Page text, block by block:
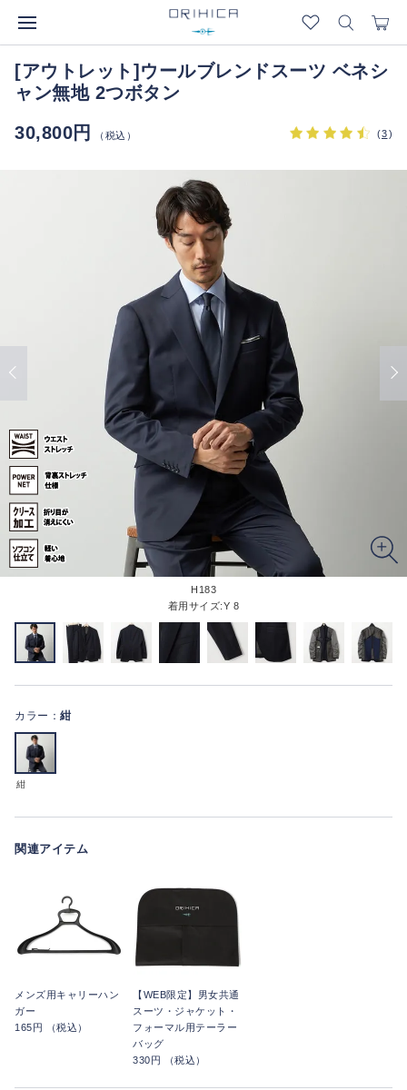
[アウトレット]ウールブレンドスーツ ベネシ
ャン無地 2つボタン
30,800円
（税込） (3)
H183
着用サイズ:Y 8
カラー： 紺
紺
関連アイテム
メンズ用キャリーハン
ガー
165円 （税込）
【WEB限定】男女共通
スーツ・ジャケット・
フォーマル用テーラー
バッグ
330円 （税込）